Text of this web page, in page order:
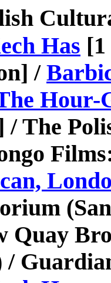
Has [
] /
Hour-
/ The
Quay
/